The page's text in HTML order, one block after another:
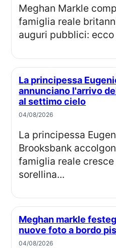
Meghan Markle compie 45 anni, ma dalla
famiglia reale
auguri pubblici: ecco
La principessa Eugenie e Jack Brooksbank
annunciano l'arrivo
al settimo cielo
04/08/2026
La principessa Eugenia e Jack
Brooksbank
famiglia reale
sorellina...
Meghan markle festeggia 45 anni con
nuove foto a bordo
04/08/2026